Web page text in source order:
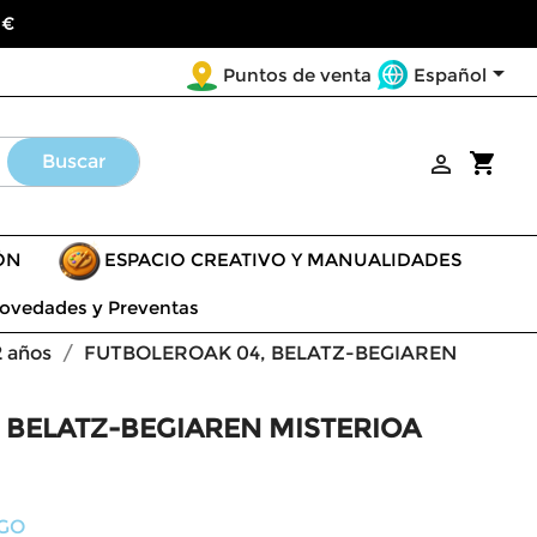
Puntos de venta Español
Buscar shopping_cart

ESPACIO CREATIVO Y MANUALIDADES
y Preventas
años
FUTBOLEROAK 04, BELATZ-BEGIAREN
BEGIAREN MISTERIOA